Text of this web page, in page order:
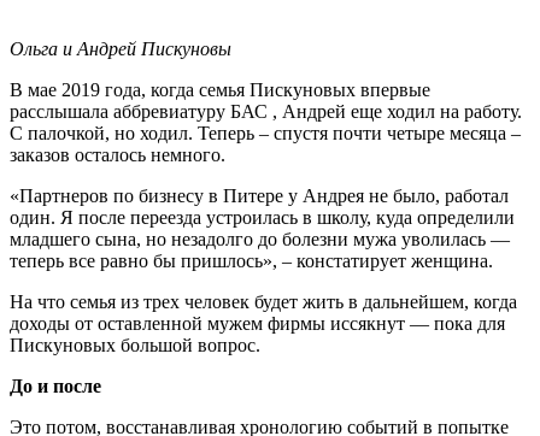
Ольга и Андрей Пискуновы
В мае 2019 года, когда семья Пискуновых впервые
расслышала аббревиатуру БАС , Андрей еще ходил на работу.
С палочкой, но ходил. Теперь – спустя почти четыре месяца –
заказов осталось немного.
«Партнеров по бизнесу в Питере у Андрея не было, работал
один. Я после переезда устроилась в школу, куда определили
младшего сына, но незадолго до болезни мужа уволилась —
теперь все равно бы пришлось», – констатирует женщина.
На что семья из трех человек будет жить в дальнейшем, когда
доходы от оставленной мужем фирмы иссякнут — пока для
Пискуновых большой вопрос.
До и после
Это потом, восстанавливая хронологию событий в попытке